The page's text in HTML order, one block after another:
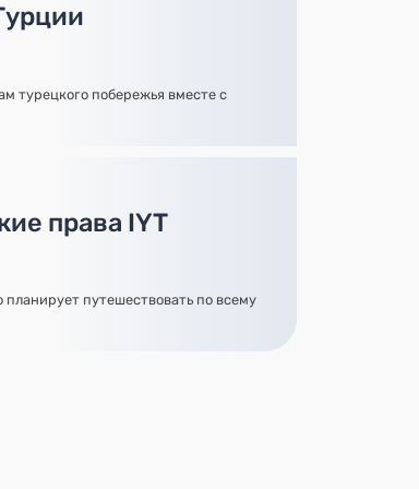
турецкого побережья вместе с
права IYT
планирует путешествовать по всему